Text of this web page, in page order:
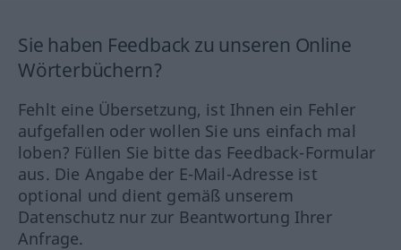
Sie haben Feedback zu unseren Online
Wörterbüchern?
Fehlt eine Übersetzung, ist Ihnen ein Fehler
aufgefallen oder wollen Sie uns einfach mal
loben? Füllen Sie bitte das Feedback-Formular
aus. Die Angabe der E-Mail-Adresse ist
optional und dient gemäß unserem
Datenschutz nur zur Beantwortung Ihrer
Anfrage.